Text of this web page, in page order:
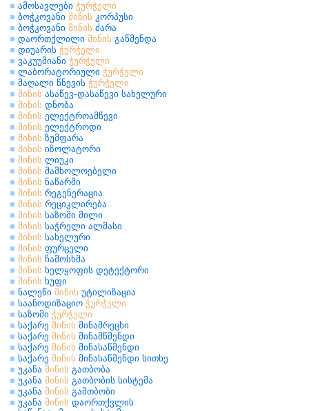
ამოსავლები ჭურჭელი
ბოჭკოვანი მინის კორპუსი
ბოჭკოვანი მინის ძარა
დაორთქლილი მინის გაწმენდა
დიუარის ჭურჭელი
ვაკუუმიანი ჭურჭელი
ლაბორატორიული ჭურჭელი
მაღალი წნევის ჭურჭელი
მინის ასაწევ-დასაწევი სახელური
მინის დნობა
მინის ელექტროამწევი
მინის ელექტროდი
მინის ზუმფარა
მინის იზოლატორი
მინის ლიუკი
მინის მამხოლოებელი
მინის ნაწარმი
მინის რეგენერაცია
მინის რეციკლირება
მინის საზომი მილი
მინის საჭრელი ალმასი
მინის სახელური
მინის ფურცელი
მინის ჩამოსხმა
მინის ხელყოფის დეტექტორი
მინის ხუფი
ნალეწი მინის უტილიზაცია
საანოდიზაციო ჭურჭელი
საზომი ჭურჭელი
საქარე მინის მინამრეცხი
საქარე მინის მინამწმენდი
საქარე მინის მინასაწმენდი
საქარე მინის მინასაწმენდი სითხე
უკანა მინის გათბობა
უკანა მინის გათბობის სისტემა
უკანა მინის გამთბობი
უკანა მინის დაორთქვლის